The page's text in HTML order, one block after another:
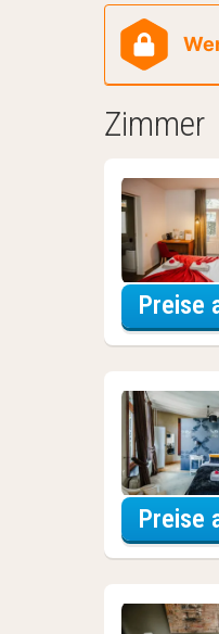
Zimmer
Preise
Preise